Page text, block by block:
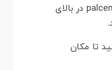
سپس به ابزار palcemark در بالای
تا مکان